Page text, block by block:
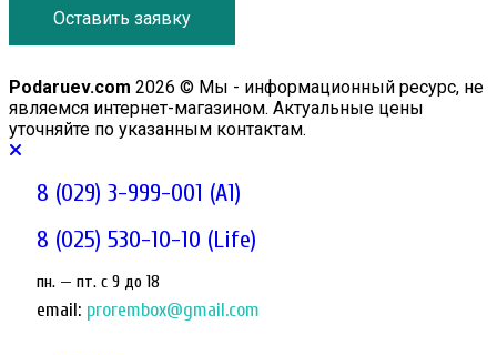
Оставить заявку
Podaruev.com 2026 © Мы - информационный ресурс, не
являемся интернет-магазином. Актуальные цены
уточняйте по указанным контактам.
8 (029) 3-999-001 (A1)
8 (025) 530-10-10 (Life)
пн. — пт. c 9 до 18
email: prorembox@gmail.com